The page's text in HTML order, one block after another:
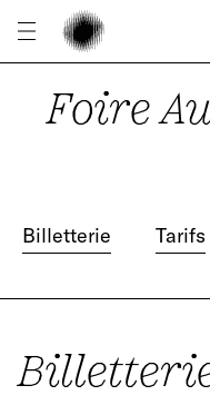
Foire
Billetterie Tarifs
Panneau de gestion des